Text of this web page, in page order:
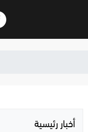
أخبار رئيسية